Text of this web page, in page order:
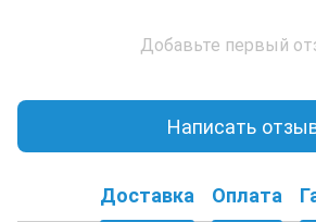
Добавьте первый
Написать
Доставка Оплата